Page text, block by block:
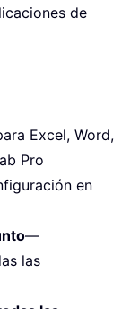
de
Excel, Word,
Pro
en
—
las